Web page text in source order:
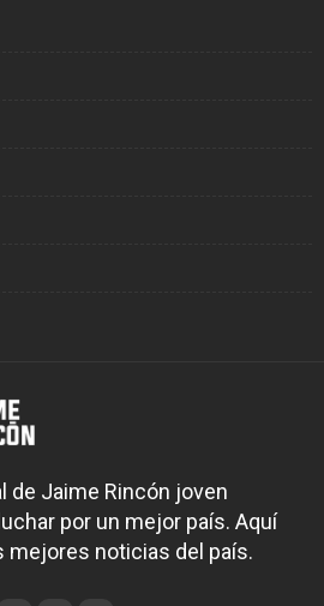
de Jaime Rincón joven
por un mejor país. Aquí
mejores noticias del país.